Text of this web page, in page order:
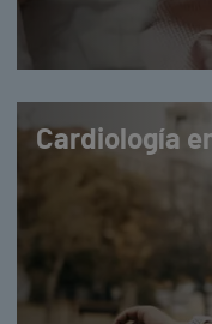
Cardiología